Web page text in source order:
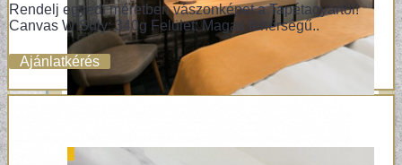
Rendelj egyedi méretben vászonképet a Tapétagyártól!
Canvas W Súly: 340g Felület: Magas fehérségű..
Ajánlatkérés